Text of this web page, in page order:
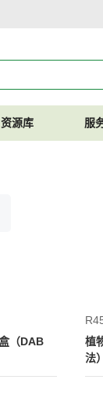
资源库 服
（DAB
植
法